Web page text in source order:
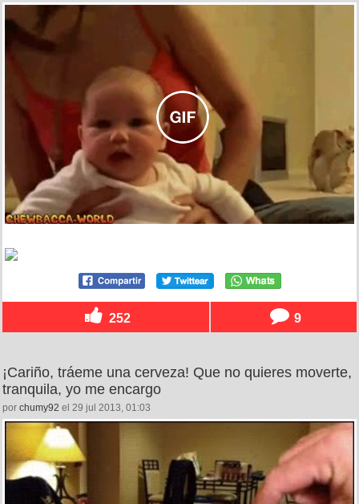
252 9
¡Cariño, tráeme una cerveza! Que no quieres moverte,
tranquila, yo me encargo
por chumy92 el 29 jul 2013, 01:03